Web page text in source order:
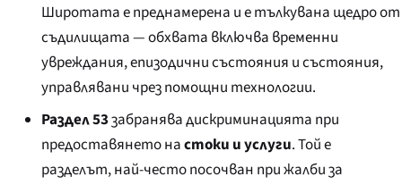
Широтата е преднамерена и е тълкувана щедро от
съдилищата — обхвата включва временни
увреждания, епизодични състояния и състояния,
управлявани чрез помощни технологии.
Раздел 53забранява дискриминацията при
предоставянето настоки и услуги. Той е
разделът, най-често посочван при жалби за